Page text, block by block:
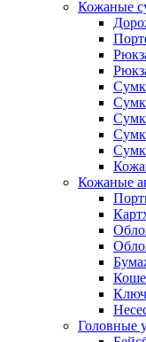
Кожаные
Кожаные
Головные